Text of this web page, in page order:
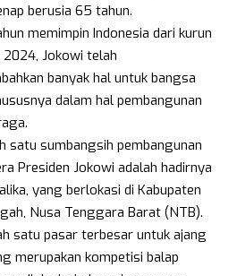
berusia 65 tahun.
memimpin Indonesia dari kurun
Jokowi telah
banyak hal untuk bangsa
dalam hal pembangunan
satu sumbangsih pembangunan
Presiden Jokowi adalah hadirnya
yang berlokasi di Kabupaten
Nusa Tenggara Barat (NTB).
satu pasar terbesar untuk ajang
merupakan kompetisi balap